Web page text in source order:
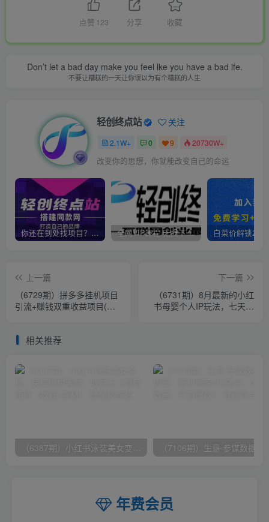
点赞 123 分享 收藏
Don’t let a bad day make you feel lke you have a bad lfe.
不要让糟糕的一天让你误以为有个糟糕的人生
轻创终点站 关注
2.1W+ 0 9 20730W+
改变你的思想，你就能改变自己的命运
你还在到处找项目？还在当韭菜？我靠卖项目一个月收入5万+，曾经我也是个失败者。 全网VIP课程 无损下载~
上一篇
（6729期）拼多多挂机项目
引流+赚钱双重收益项目(保
下一篇
（6731期）8月最新的小红
书母婴个人IP玩法，七天螺
相关推荐
（6387期）小红书泳装美女变现，免费提供素材，收益无上限可矩阵（教程+素材）
年费会员